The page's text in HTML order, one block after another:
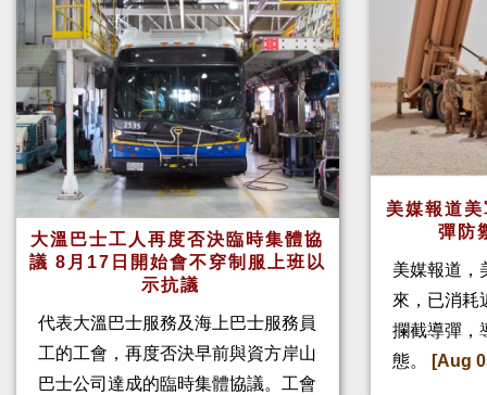
大溫巴士工人再度否決臨時集體協
議 8月17日開始會不穿制服上班以
示抗議
代表大溫巴士服務及海上巴士服務員
工的工會，再度否決早前與資方岸山
巴士公司達成的臨時集體協議。工會
美媒報道
彈防
美媒報道，
來，已消耗
攔截導彈，
態。
[Aug